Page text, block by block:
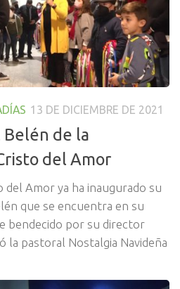
13 DE DICIEMBRE DE 2021
Belén de la
del Amor
del Amor ya ha inaugurado su
que se encuentra en su
bendecido por su director
la pastoral Nostalgia Navideña